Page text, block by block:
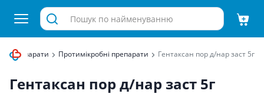
препарати Протимікробні препарати Гентаксан пор д/нар заст 5г
Гентаксан пор д/нар заст 5г